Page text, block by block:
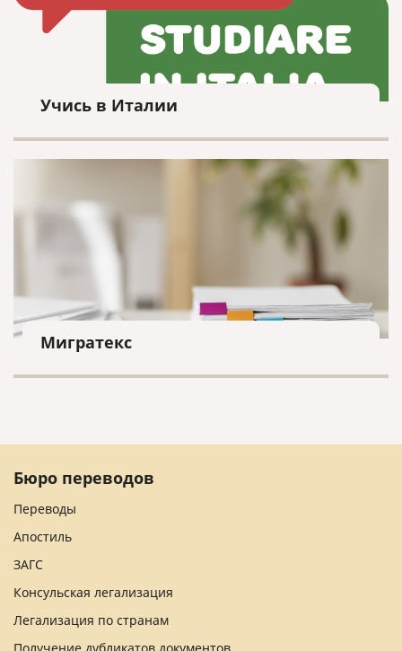
Учись в Италии
Мигратекс
Бюро переводов
Переводы
Апостиль
ЗАГС
Консульская легализация
Легализация по странам